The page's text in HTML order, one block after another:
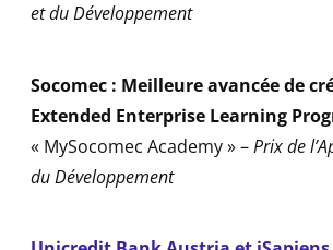
et du Développement
Socomec : Meilleure avancée de
Extended Enterprise Learning
« MySocomec Academy » –Prix de
du Développement